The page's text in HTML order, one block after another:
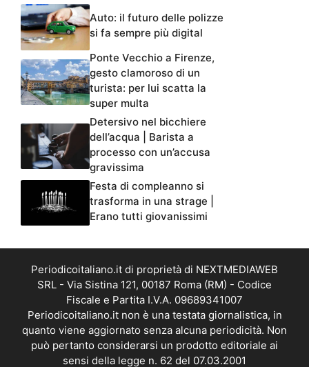
Auto: il futuro delle polizze
si fa sempre più digital
Ponte Vecchio a Firenze,
gesto clamoroso di un
turista: per lui scatta la
super multa
Detersivo nel bicchiere
dell’acqua | Barista a
processo con un’accusa
gravissima
Festa di compleanno si
trasforma in una strage |
Erano tutti giovanissimi
Periodicoitaliano.it di proprietà di NEXTMEDIAWEB
SRL - Via Sistina 121, 00187 Roma (RM) - Codice
Fiscale e Partita I.V.A. 09689341007
Periodicoitaliano.it non è una testata giornalistica, in
quanto viene aggiornato senza alcuna periodicità. Non
può pertanto considerarsi un prodotto editoriale ai
sensi della legge n. 62 del 07.03.2001